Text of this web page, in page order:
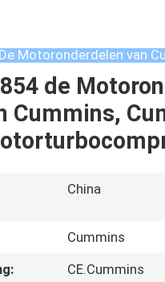
De Motoronderdelen van
de
Cummins,
China
Cummins
CE.Cummins